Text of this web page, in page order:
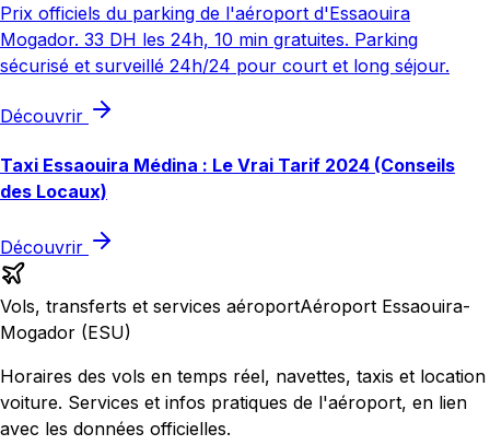
Prix officiels du parking de l'aéroport d'Essaouira
Mogador. 33 DH les 24h, 10 min gratuites. Parking
sécurisé et surveillé 24h/24 pour court et long séjour.
Découvrir
Taxi Essaouira Médina : Le Vrai Tarif 2024 (Conseils
des Locaux)
Découvrir
Vols, transferts et services aéroportAéroport Essaouira-
Mogador (ESU)
Horaires des vols en temps réel, navettes, taxis et location
voiture. Services et infos pratiques de l'aéroport, en lien
avec les données officielles.